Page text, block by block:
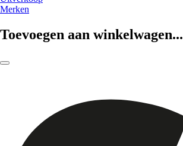
Merken
Toevoegen aan winkelwagen...